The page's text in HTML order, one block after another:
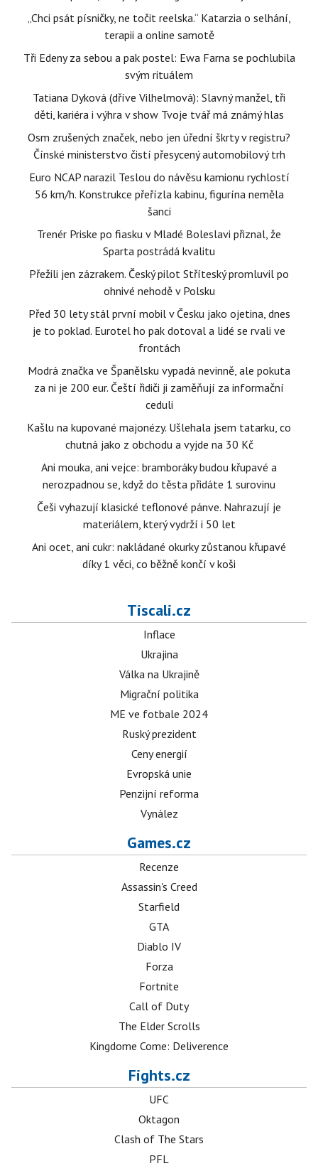
„Chci psát písničky, ne točit reelska.“ Katarzia o selhání,
terapii a online samotě
Tři Edeny za sebou a pak postel: Ewa Farna se pochlubila
svým rituálem
Tatiana Dyková (dříve Vilhelmová): Slavný manžel, tři
děti, kariéra i výhra v show Tvoje tvář má známý hlas
Osm zrušených značek, nebo jen úřední škrty v registru?
Čínské ministerstvo čistí přesycený automobilový trh
Euro NCAP narazil Teslou do návěsu kamionu rychlostí
56 km/h. Konstrukce přeřízla kabinu, figurína neměla
šanci
Trenér Priske po fiasku v Mladé Boleslavi přiznal, že
Sparta postrádá kvalitu
Přežili jen zázrakem. Český pilot Stříteský promluvil po
ohnivé nehodě v Polsku
Před 30 lety stál první mobil v Česku jako ojetina, dnes
je to poklad. Eurotel ho pak dotoval a lidé se rvali ve
frontách
Modrá značka ve Španělsku vypadá nevinně, ale pokuta
za ni je 200 eur. Čeští řidiči ji zaměňují za informační
ceduli
Kašlu na kupované majonézy. Ušlehala jsem tatarku, co
chutná jako z obchodu a vyjde na 30 Kč
Ani mouka, ani vejce: bramboráky budou křupavé a
nerozpadnou se, když do těsta přidáte 1 surovinu
Češi vyhazují klasické teflonové pánve. Nahrazují je
materiálem, který vydrží i 50 let
Ani ocet, ani cukr: nakládané okurky zůstanou křupavé
díky 1 věci, co běžně končí v koši
Tiscali.cz
Inflace
Ukrajina
Válka na Ukrajině
Migrační politika
ME ve fotbale 2024
Ruský prezident
Ceny energií
Evropská unie
Penzijní reforma
Vynález
Games.cz
Recenze
Assassin's Creed
Starfield
GTA
Diablo IV
Forza
Fortnite
Call of Duty
The Elder Scrolls
Kingdome Come: Deliverence
Fights.cz
UFC
Oktagon
Clash of The Stars
PFL